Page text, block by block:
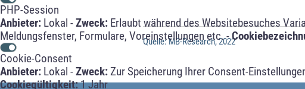
PHP-Session
Anbieter: Lokal -Zweck: Erlaubt während des Websitebesuches
Meldungsfenster, Formulare, Voreinstellungen etc. -
Cookie-Consent
Anbieter: Lokal -Zweck:Zur Speicherung Ihrer Consent-
Cookiegültigkeit:1 Jahr
Quelle: MB-Research, 2022